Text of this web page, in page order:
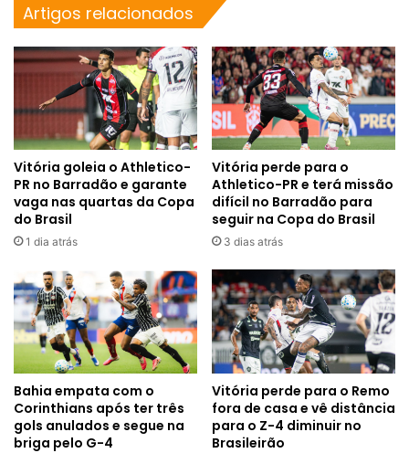
Artigos relacionados
Vitória goleia o Athletico-
PR no Barradão e garante
vaga nas quartas da Copa
do Brasil
1 dia atrás
Vitória perde para o
Athletico-PR e terá missão
difícil no Barradão para
seguir na Copa do Brasil
3 dias atrás
Bahia empata com o
Corinthians após ter três
gols anulados e segue na
briga pelo G-4
Vitória perde para o Remo
fora de casa e vê distância
para o Z-4 diminuir no
Brasileirão